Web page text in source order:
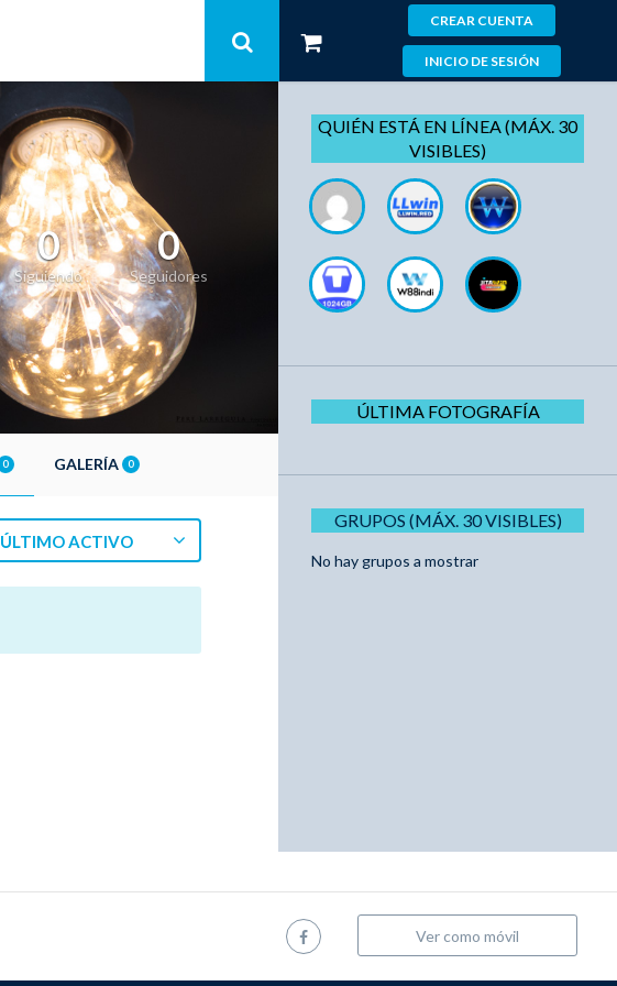
CREAR CUENTA
INICIO DE SESIÓN
0
Siguiendo
0
Seguidores
0 GALERÍA 0
ÚLTIMO ACTIVO
QUIÉN ESTÁ EN LÍNEA (MÁX. 30
VISIBLES)
ÚLTIMA FOTOGRAFÍA
GRUPOS (MÁX. 30 VISIBLES)
No hay grupos a mostrar